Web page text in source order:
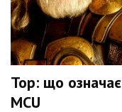
Тор: що
MCU